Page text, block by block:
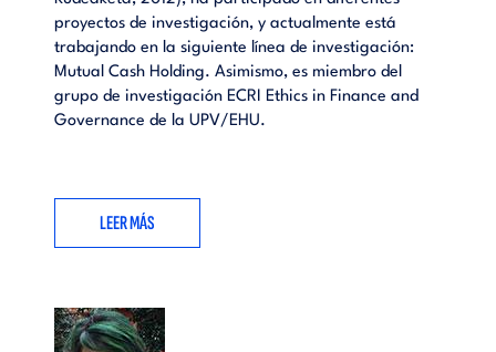
proyectos de investigación, y actualmente está
trabajando en la siguiente línea de investigación:
Mutual Cash Holding. Asimismo, es miembro del
grupo de investigación ECRI Ethics in Finance and
Governance de la UPV/EHU.
LEER MÁS